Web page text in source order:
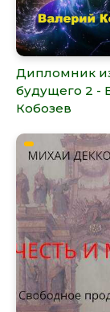
Дипломник
будущего 2 -
Кобозев